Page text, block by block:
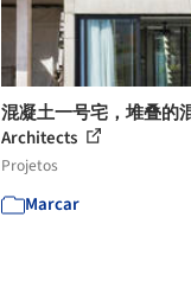
混凝土一号宅，堆叠的
Architects
Projetos
Marcar